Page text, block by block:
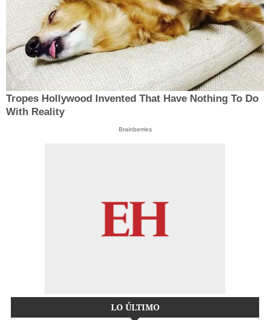
Tropes Hollywood Invented That Have Nothing To Do
With Reality
Brainberries
LO ÚLTIMO